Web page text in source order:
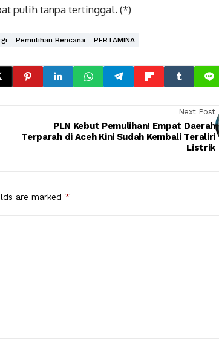
pulih tanpa tertinggal. (*)
Pemulihan Bencana PERTAMINA
Next Post
PLN Kebut Pemulihan! Empat Daerah
Terparah di Aceh Kini Sudah Kembali Teraliri
Listrik
are marked *